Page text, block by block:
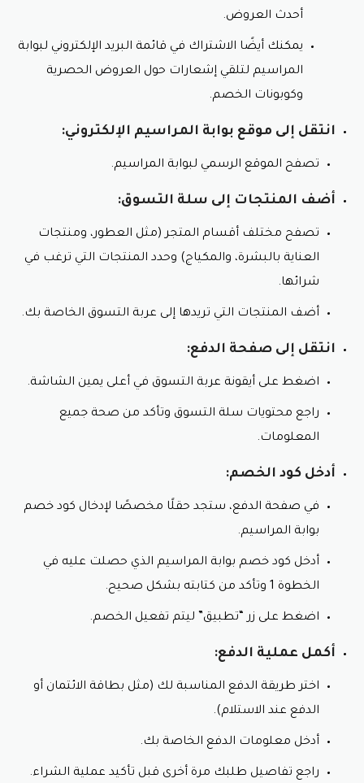
أحدث العروض.
يمكنك أيضًا الاشتراك في قائمة البريد الإلكتروني لبوابة
المراسيم لتلقي إشعارات حول العروض الحصرية
وكوبونات الخصم.
انتقل إلى موقع بوابة المراسيم الإلكتروني:
تصفح الموقع الرسمي لبوابة المراسيم.
أضف المنتجات إلى سلة التسوق:
تصفح مختلف أقسام المتجر (مثل العطور، ومنتجات
العناية بالبشرة، والمكياج) وحدد المنتجات التي ترغب في
شرائها.
أضف المنتجات التي تريدها إلى عربة التسوق الخاصة بك.
انتقل إلى صفحة الدفع:
اضغط على أيقونة عربة التسوق في أعلى يمين الشاشة.
راجع محتويات سلة التسوق وتأكد من صحة جميع
المعلومات.
أدخل كود الخصم:
في صفحة الدفع، ستجد حقلًا مخصصًا لإدخال كود خصم
بوابة المراسيم.
أدخل كود خصم بوابة المراسيم الذي حصلت عليه في
الخطوة 1 وتأكد من كتابته بشكل صحيح.
اضغط على زر “تطبيق” ليتم تفعيل الخصم.
أكمل عملية الدفع:
اختر طريقة الدفع المناسبة لك (مثل بطاقة الائتمان أو
الدفع عند الاستلام).
أدخل معلومات الدفع الخاصة بك.
راجع تفاصيل طلبك مرة أخرى قبل تأكيد عملية الشراء.